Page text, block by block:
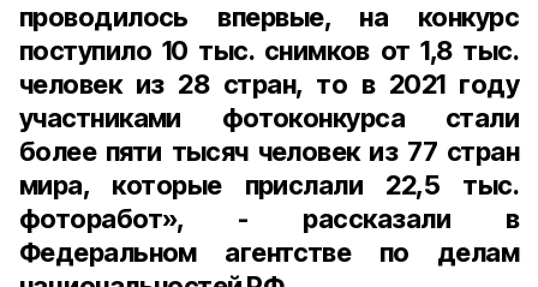
проводилось впервые, на конкурс
поступило 10 тыс. снимков от 1,8 тыс.
человек из 28 стран, то в 2021 году
участниками фотоконкурса стали
более пяти тысяч человек из 77 стран
мира, которые прислали 22,5 тыс.
фоторабот», - рассказали в
Федеральном агентстве по делам